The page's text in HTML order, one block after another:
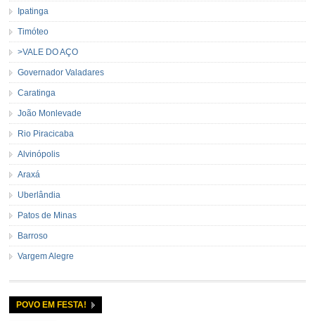
Ipatinga
Timóteo
>VALE DO AÇO
Governador Valadares
Caratinga
João Monlevade
Rio Piracicaba
Alvinópolis
Araxá
Uberlândia
Patos de Minas
Barroso
Vargem Alegre
POVO EM FESTA!